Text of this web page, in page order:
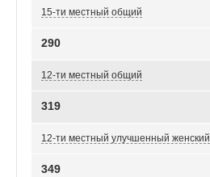
15-ти местный общий
290
12-ти местный общий
319
12-ти местный улучшенный женский
349